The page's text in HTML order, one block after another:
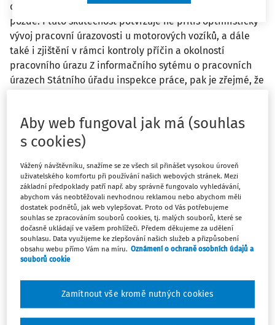
opětovně podceňuje a když se něco stane, bývá už
pozdě. I tuto skutečnost potvrzuje ne příliš optimistický
vývoj pracovní úrazovosti u motorových vozíků, a dále
také i zjištění v rámci kontroly příčin a okolností
pracovního úrazu Z informačního sytému o pracovních
úrazech Státního úřadu inspekce práce, pak je zřejmé, že
Budeme-li konkrétní, pak jedním ze zdrojů pracovních
úrazů u motorových vozíků může být nejen technický stav
nedostatečnou přípravu nejen teoretickou, ale i velmi
krátká praktická příprava. Praktická příprava v zásadě
neodpovídá reálným podmínkám daného provozu
(skladu, výrobní haly apod.).
Zaměříme-li se na teoretickou část přípravy řidičů (obsluh,
operátorů) motorových vozíků, pak jedním z nedostatků
legislativním rámcem, který se vztahuje k bezpečnosti
obecně známo, že v dané problematice vycházíme z
Aby web fungoval jak má (souhlas
s cookies)
Vážený návštěvníku, snažíme se ze všech sil přinášet vysokou úroveň
uživatelského komfortu při používání našich webových stránek. Mezi
základní předpoklady patří např. aby správně fungovalo vyhledávání,
abychom vás neobtěžovali nevhodnou reklamou nebo abychom měli
dostatek podnětů, jak web vylepšovat. Proto od Vás potřebujeme
souhlas se zpracováním souborů cookies, tj. malých souborů, které se
dočasně ukládají ve vašem prohlížeči. Předem děkujeme za udělení
souhlasu. Data využijeme ke zlepšování našich služeb a přizpůsobení
obsahu webu přímo Vám na míru. Oznámení o ochraně osobních údajů a
souborů cookie
Zamítnout vše kromě nutných cookies